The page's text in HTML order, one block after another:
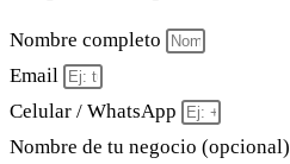
Nombre completo
Email
Celular / WhatsApp
Nombre de tu negocio (opcional)